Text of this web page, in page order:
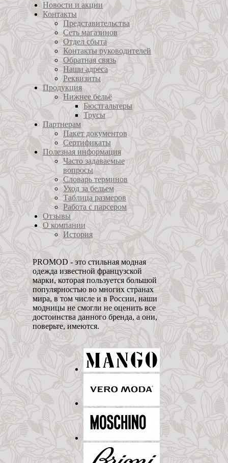
Новости и акции
Контакты
Представительства
Сеть магазинов
Отдел сбыта
Контакты руководителей
Обратная связь
Наши адреса
Реквизиты
Продукция
Нижнее бельё
Бюстгальтеры
Трусы
Партнерам
Пакет документов
Сертификаты
Полезная информация
Часто задаваемые
вопросы
Словарь терминов
Уход за бельем
Таблица размеров
Работа с парсером
Отзывы
О компании
История
PROMOD - это стильная модная
одежда известной французской
марки, которая пользуется большой
популярностью во многих странах
мира, в том числе и в России, наши
модницы не смогли не оценить все
достоинства данного бренда, а они,
поверьте, имеются.